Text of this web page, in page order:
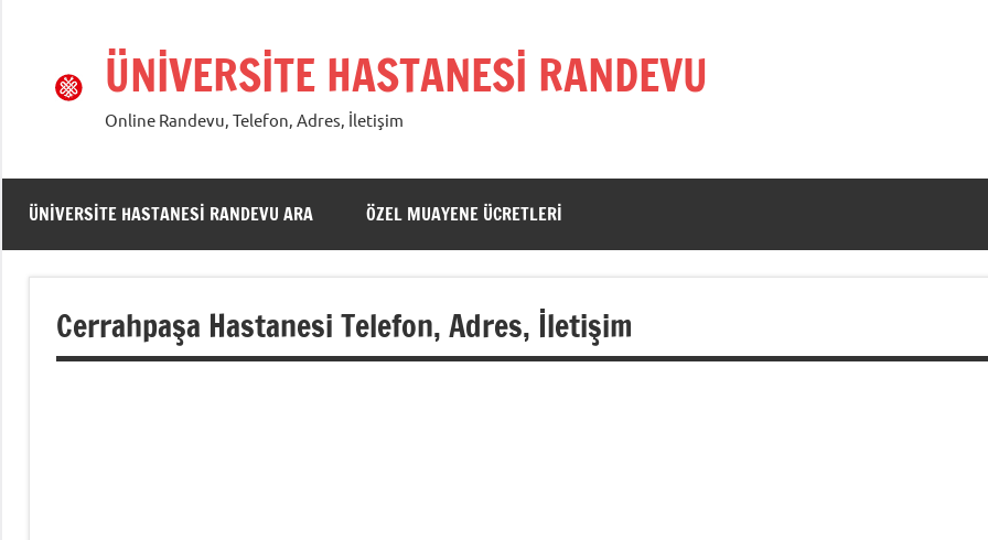
ÜNİVERSİTE HASTANESİ RANDEVU
Online Randevu, Telefon, Adres, İletişim
ÜNIVERSITE HASTANESI RANDEVU ARA ÖZEL MUAYENE ÜCRETLERI
Cerrahpaşa Hastanesi Telefon, Adres, İletişim